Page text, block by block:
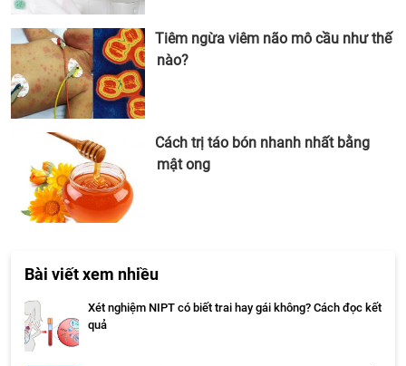
Tiêm ngừa viêm não mô cầu như thế
nào?
Cách trị táo bón nhanh nhất bằng
mật ong
Bài viết xem nhiều
Xét nghiệm NIPT có biết trai hay gái không? Cách đọc kết
quả